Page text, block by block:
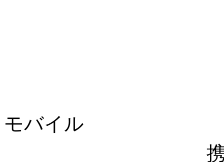
モバイル